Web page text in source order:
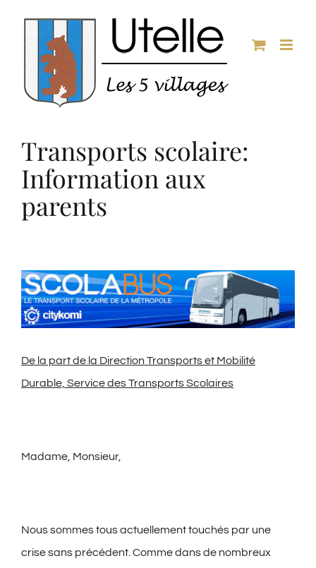
contenu
Transports scolaire:
Information aux
parents
Voir
l'image
agrandie
De la part de la Direction Transports et Mobilité
Durable, Service des Transports Scolaires
Madame, Monsieur,
Nous sommes tous actuellement touchés par une
crise sans précédent. Comme dans de nombreux